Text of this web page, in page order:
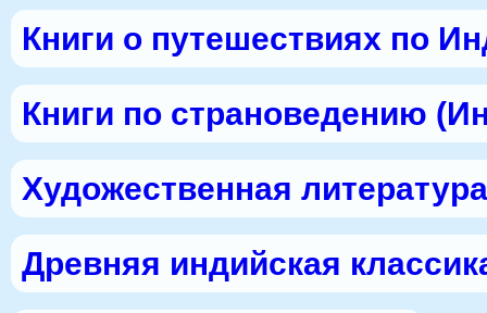
Книги о путешествиях по
Книги по страноведению
Художественная
Древняя индийская